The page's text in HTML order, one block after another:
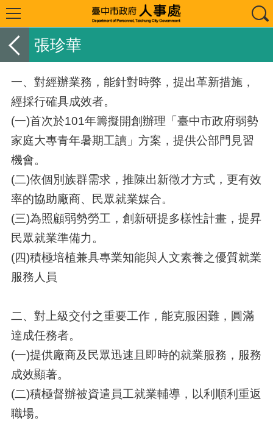
張珍華
一、對經辦業務，能針對時弊，提出革新措施，
經採行確具成效者。
(一)首次於101年籌擬開創辦理「臺中市政府弱勢
家庭大專青年暑期工讀」方案，提供公部門見習
機會。
(二)依個別族群需求，推陳出新徵才方式，更有效
率的協助廠商、民眾就業媒合。
(三)為照顧弱勢勞工，創新研提多樣性計畫，提昇
民眾就業準備力。
(四)積極培植兼具專業知能與人文素養之優質就業
服務人員
二、對上級交付之重要工作，能克服困難，圓滿
達成任務者。
(一)提供廠商及民眾迅速且即時的就業服務，服務
成效顯著。
(二)積極督辦被資遣員工就業輔導，以利順利重返
職場。